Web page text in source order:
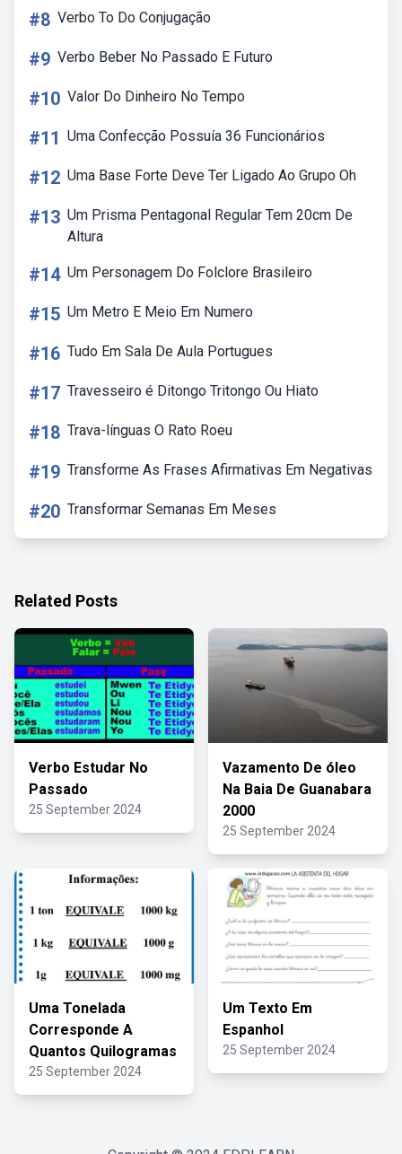
#8 Verbo To Do Conjugação
#9 Verbo Beber No Passado E Futuro
#10 Valor Do Dinheiro No Tempo
#11 Uma Confecção Possuía 36 Funcionários
#12 Uma Base Forte Deve Ter Ligado Ao Grupo Oh
#13 Um Prisma Pentagonal Regular Tem 20cm De
Altura
#14 Um Personagem Do Folclore Brasileiro
#15 Um Metro E Meio Em Numero
#16 Tudo Em Sala De Aula Portugues
#17 Travesseiro é Ditongo Tritongo Ou Hiato
#18 Trava-línguas O Rato Roeu
#19 Transforme As Frases Afirmativas Em Negativas
#20 Transformar Semanas Em Meses
Related Posts
Verbo Estudar No
Passado
25 September 2024
Vazamento De óleo
Na Baia De Guanabara
2000
25 September 2024
Uma Tonelada
Corresponde A
Quantos Quilogramas
25 September 2024
Um Texto Em
Espanhol
25 September 2024